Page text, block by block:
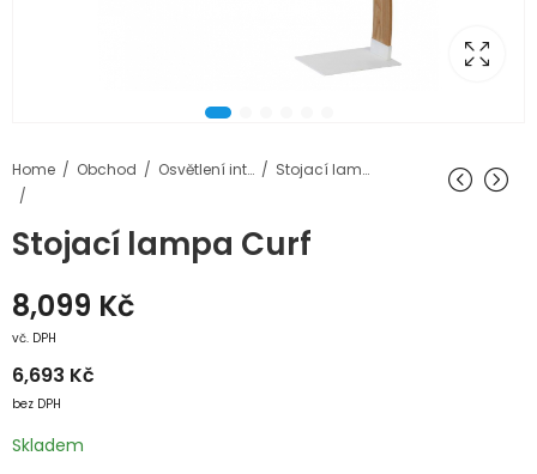
Home Obchod Osvětlení interiéru Stojací lampy
Stojací lampa Curf
8,099 Kč
vč. DPH
6,693 Kč
bez DPH
Skladem